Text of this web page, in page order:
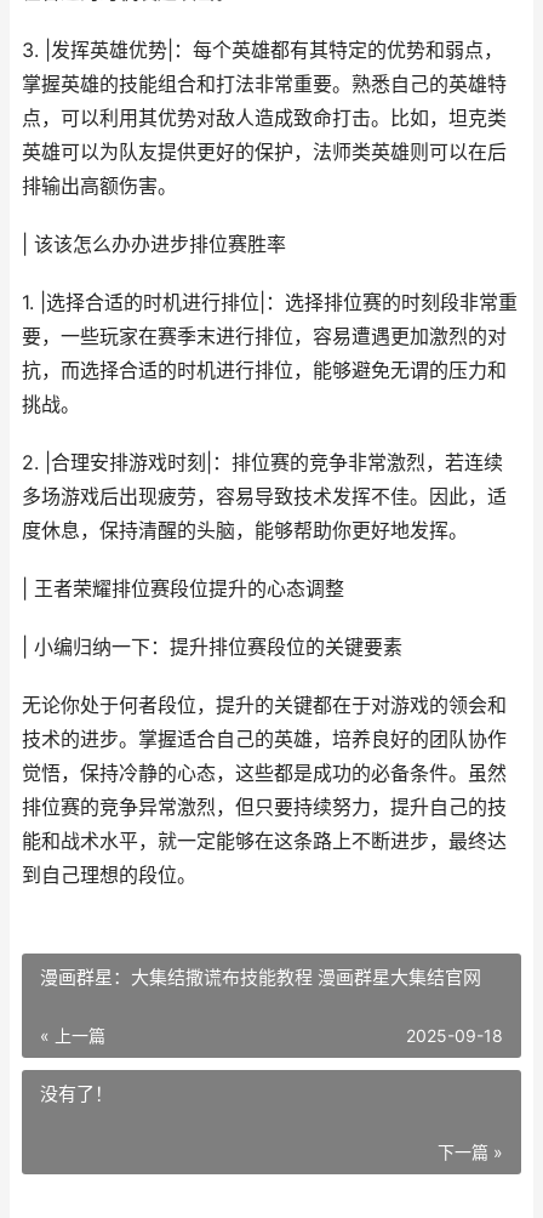
3. |发挥英雄优势|：每个英雄都有其特定的优势和弱点，
掌握英雄的技能组合和打法非常重要。熟悉自己的英雄特
点，可以利用其优势对敌人造成致命打击。比如，坦克类
英雄可以为队友提供更好的保护，法师类英雄则可以在后
排输出高额伤害。
| 该该怎么办办进步排位赛胜率
1. |选择合适的时机进行排位|：选择排位赛的时刻段非常重
要，一些玩家在赛季末进行排位，容易遭遇更加激烈的对
抗，而选择合适的时机进行排位，能够避免无谓的压力和
挑战。
2. |合理安排游戏时刻|：排位赛的竞争非常激烈，若连续
多场游戏后出现疲劳，容易导致技术发挥不佳。因此，适
度休息，保持清醒的头脑，能够帮助你更好地发挥。
| 王者荣耀排位赛段位提升的心态调整
| 小编归纳一下：提升排位赛段位的关键要素
无论你处于何者段位，提升的关键都在于对游戏的领会和
技术的进步。掌握适合自己的英雄，培养良好的团队协作
觉悟，保持冷静的心态，这些都是成功的必备条件。虽然
排位赛的竞争异常激烈，但只要持续努力，提升自己的技
能和战术水平，就一定能够在这条路上不断进步，最终达
到自己理想的段位。
漫画群星：大集结撒谎布技能教程 漫画群星大集结官网
« 上一篇 2025-09-18
没有了！
下一篇 »